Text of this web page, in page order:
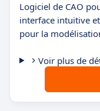
Logiciel de CAO
interface intuitive
pour la
Voir plus de